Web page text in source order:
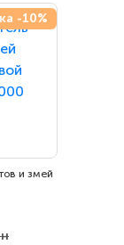
-10%
и змей